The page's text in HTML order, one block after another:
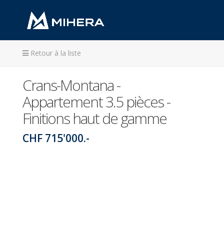
Retour à la liste
Crans-Montana -
Appartement 3.5 pièces -
Finitions haut de gamme
CHF 715'000.-